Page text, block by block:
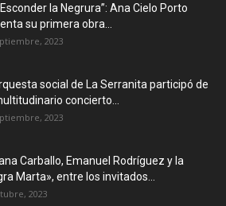
la Negrura”: Ana Cielo Porto
su primera obra...
2023
social de La Serranita participó de
concierto...
2023
Carballo, Emanuel Rodríguez y la
Marta», entre los invitados...
2023